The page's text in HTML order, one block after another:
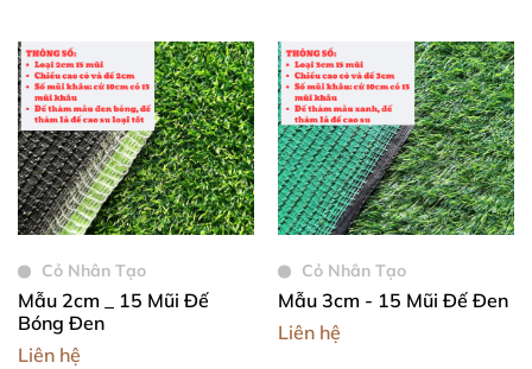
Cỏ Nhân Tạo
Mẫu 2cm _ 15 Mũi Đế
Bóng Đen
Liên hệ
Cỏ Nhân Tạo
Mẫu 3cm - 15 Mũi Đế Đen
Liên hệ